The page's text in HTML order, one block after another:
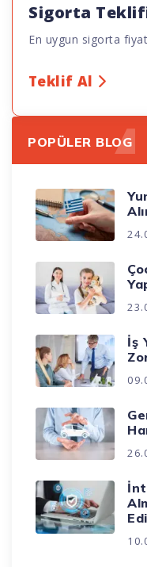
POPÜLER BLOG
İş
Sigorta
En uygun sigorta
Teklif Al